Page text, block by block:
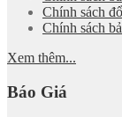
Chính sách
Chính sách
Xem thêm...
Báo Giá